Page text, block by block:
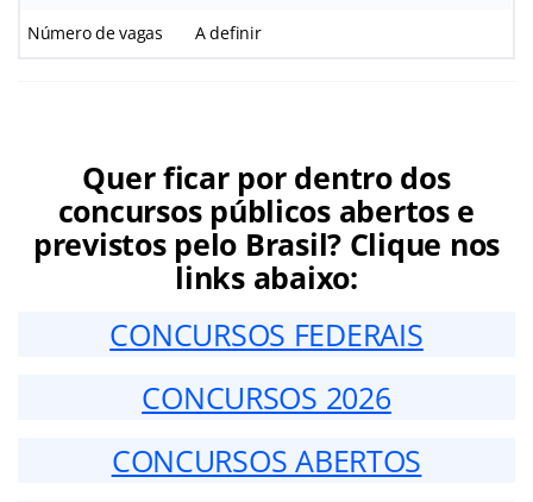
Número de vagas A definir
Quer ficar por dentro dos
concursos públicos abertos e
previstos pelo Brasil? Clique nos
links abaixo:
CONCURSOS FEDERAIS
CONCURSOS 2026
CONCURSOS ABERTOS